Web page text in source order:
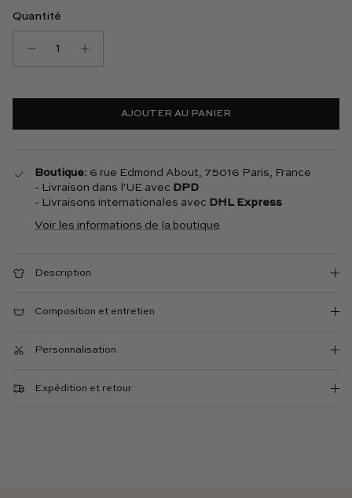
Quantité
AJOUTER AU PANIER
Boutique: 6 rue Edmond About, 75016 Paris, France
- Livraison dans l'UE avec DPD
- Livraisons internationales avec DHL Express
Voir les informations de la boutique
Description
Composition et entretien
Personnalisation
Expédition et retour